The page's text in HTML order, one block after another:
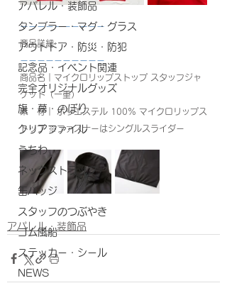
アパレル・装飾品
タンブラー・マグ・グラス
アウトドア・防災・防犯
記念品・イベント関連
完全オリジナルグッズ
旗・幕・のぼり
クリアファイル
うちわ
ネックストラップ
缶バッジ
スタッフのつぶやき
ゴム風船
ステッカー・シール
NEWS
ーーーーーーーーーー
商品詳細
ーーーーーーーーーー
商品名｜マイクロリップストップ スタッフジャ
ケット（一重）
素　材｜ ポリエステル 100％ マイクロリップス
トップ ※ファスナーはシングルスライダー
アパレル・装飾品